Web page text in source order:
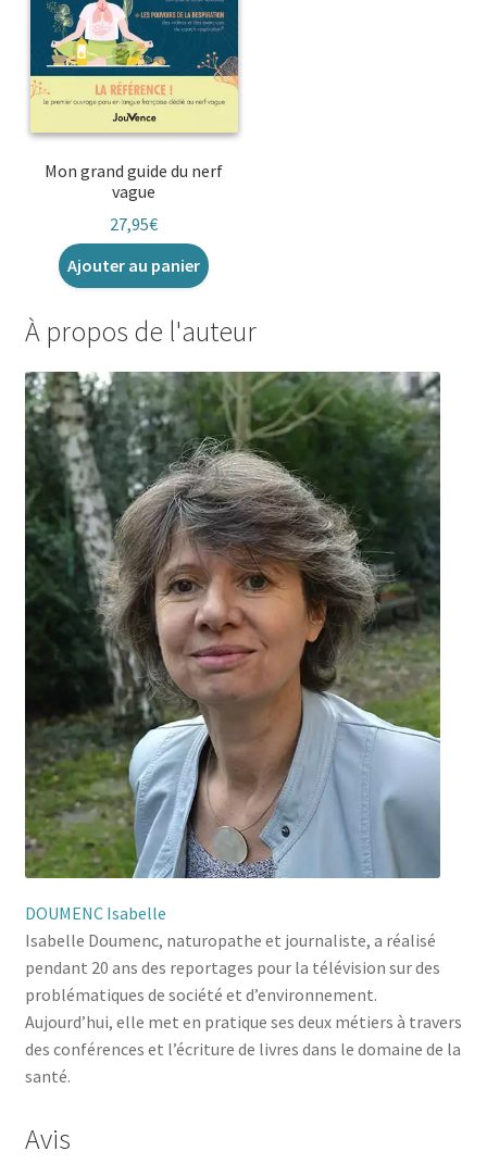
Mon grand guide du nerf
vague
27,95€
Ajouter au panier
À propos de l'auteur
DOUMENC Isabelle
Isabelle Doumenc, naturopathe et journaliste, a réalisé
pendant 20 ans des reportages pour la télévision sur des
problématiques de société et d’environnement.
Aujourd’hui, elle met en pratique ses deux métiers à travers
des conférences et l’écriture de livres dans le domaine de la
santé.
Avis